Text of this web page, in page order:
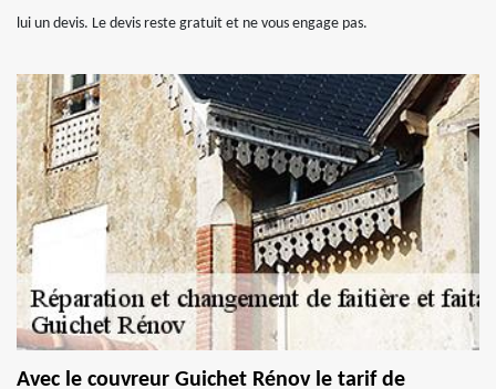
lui un devis. Le devis reste gratuit et ne vous engage pas.
Avec le couvreur Guichet Rénov le tarif de